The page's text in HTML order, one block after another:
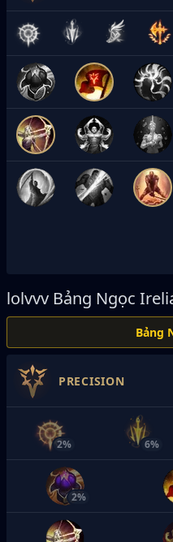
lolvvv Bảng Ngọc
Bảng
PRECISION
2% 6%
2%